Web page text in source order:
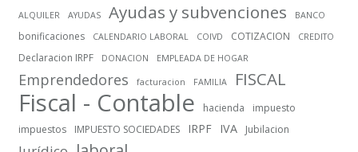
ALQUILER AYUDAS Ayudas y subvenciones BANCO
bonificaciones CALENDARIO LABORAL COIVD COTIZACION CREDITO
Declaracion IRPF DONACION EMPLEADA DE HOGAR
Emprendedores facturacion FAMILIA FISCAL
Fiscal - Contable hacienda
impuesto
impuestos
IMPUESTO SOCIEDADES IRPF IVA Jubilacion